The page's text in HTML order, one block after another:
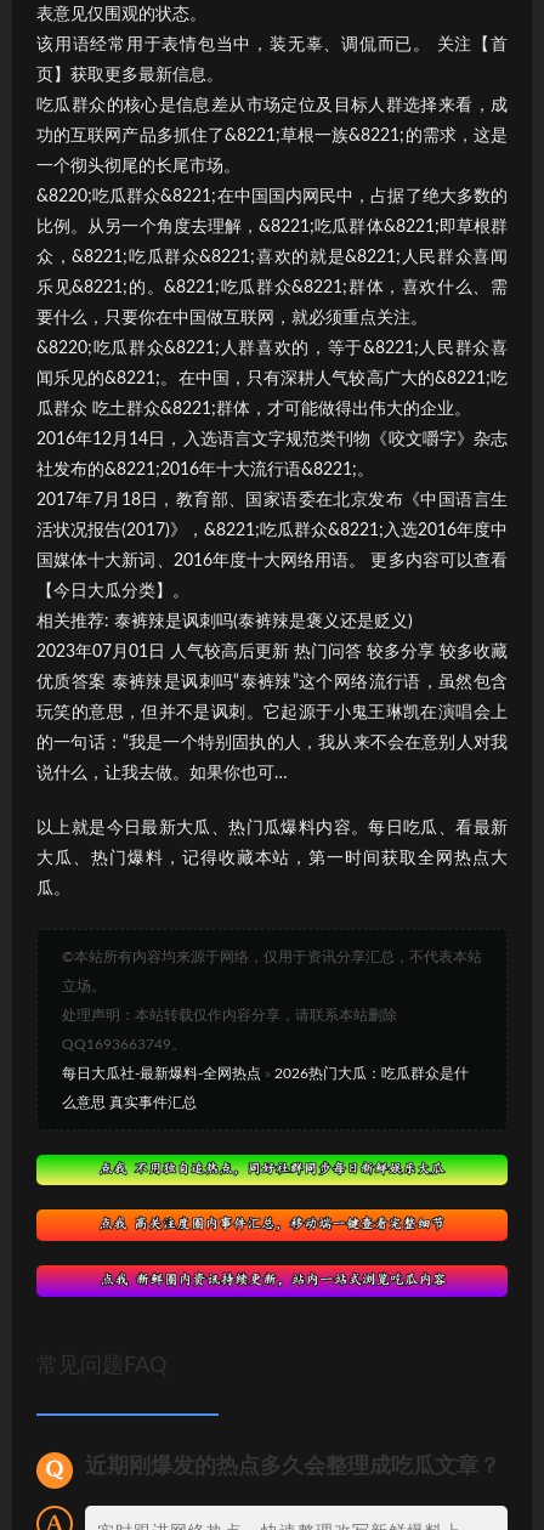
表意见仅围观的状态。
该用语经常用于表情包当中，装无辜、调侃而已。 关注【首
页】获取更多最新信息。
吃瓜群众的核心是信息差从市场定位及目标人群选择来看，成
功的互联网产品多抓住了&8221;草根一族&8221;的需求，这是
一个彻头彻尾的长尾市场。
&8220;吃瓜群众&8221;在中国国内网民中，占据了绝大多数的
比例。从另一个角度去理解，&8221;吃瓜群体&8221;即草根群
众，&8221;吃瓜群众&8221;喜欢的就是&8221;人民群众喜闻
乐见&8221;的。&8221;吃瓜群众&8221;群体，喜欢什么、需
要什么，只要你在中国做互联网，就必须重点关注。
&8220;吃瓜群众&8221;人群喜欢的，等于&8221;人民群众喜
闻乐见的&8221;。在中国，只有深耕人气较高广大的&8221;吃
瓜群众 吃土群众&8221;群体，才可能做得出伟大的企业。
2016年12月14日，入选语言文字规范类刊物《咬文嚼字》杂志
社发布的&8221;2016年十大流行语&8221;。
2017年7月18日，教育部、国家语委在北京发布《中国语言生
活状况报告(2017)》，&8221;吃瓜群众&8221;入选2016年度中
国媒体十大新词、2016年度十大网络用语。 更多内容可以查看
【今日大瓜分类】。
相关推荐: 泰裤辣是讽刺吗(泰裤辣是褒义还是贬义)
2023年07月01日 人气较高后更新 热门问答 较多分享 较多收藏
优质答案 泰裤辣是讽刺吗“泰裤辣”这个网络流行语，虽然包含
玩笑的意思，但并不是讽刺。它起源于小鬼王琳凯在演唱会上
的一句话：“我是一个特别固执的人，我从来不会在意别人对我
说什么，让我去做。如果你也可…
以上就是今日最新大瓜、热门瓜爆料内容。每日吃瓜、看最新
大瓜、热门爆料，记得收藏本站，第一时间获取全网热点大
瓜。
©本站所有内容均来源于网络，仅用于资讯分享汇总，不代表本站
立场。
处理声明：本站转载仅作内容分享，请联系本站删除
QQ1693663749。
每日大瓜社-最新爆料-全网热点 » 2026热门大瓜：吃瓜群众是什
么意思 真实事件汇总
常见问题FAQ
近期刚爆发的热点多久会整理成吃瓜文章？